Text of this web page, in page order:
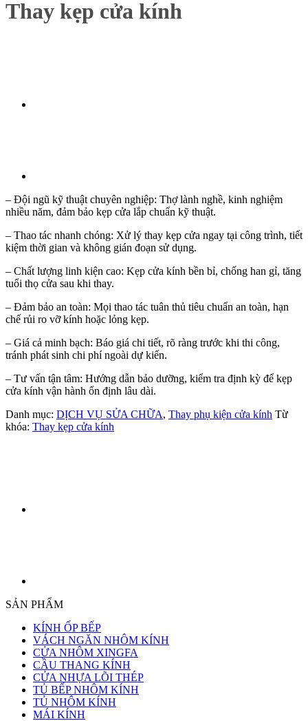
Thay kẹp cửa kính
– Đội ngũ kỹ thuật chuyên nghiệp: Thợ lành nghề, kinh nghiệm
nhiều năm, đảm bảo kẹp cửa lắp chuẩn kỹ thuật.
– Thao tác nhanh chóng: Xử lý thay kẹp cửa ngay tại công trình, tiết
kiệm thời gian và không gián đoạn sử dụng.
– Chất lượng linh kiện cao: Kẹp cửa kính bền bỉ, chống han gỉ, tăng
tuổi thọ cửa sau khi thay.
– Đảm bảo an toàn: Mọi thao tác tuân thủ tiêu chuẩn an toàn, hạn
chế rủi ro vỡ kính hoặc lỏng kẹp.
– Giá cả minh bạch: Báo giá chi tiết, rõ ràng trước khi thi công,
tránh phát sinh chi phí ngoài dự kiến.
– Tư vấn tận tâm: Hướng dẫn bảo dưỡng, kiểm tra định kỳ để kẹp
cửa kính vận hành ổn định lâu dài.
Danh mục: DỊCH VỤ SỬA CHỮA, Thay phụ kiện cửa kính Từ
khóa: Thay kẹp cửa kính
SẢN PHẨM
KÍNH ỐP BẾP
VÁCH NGĂN NHÔM KÍNH
CỬA NHÔM XINGFA
CẦU THANG KÍNH
CỬA NHỰA LÕI THÉP
TỦ BẾP NHÔM KÍNH
TỦ NHÔM KÍNH
MÁI KÍNH